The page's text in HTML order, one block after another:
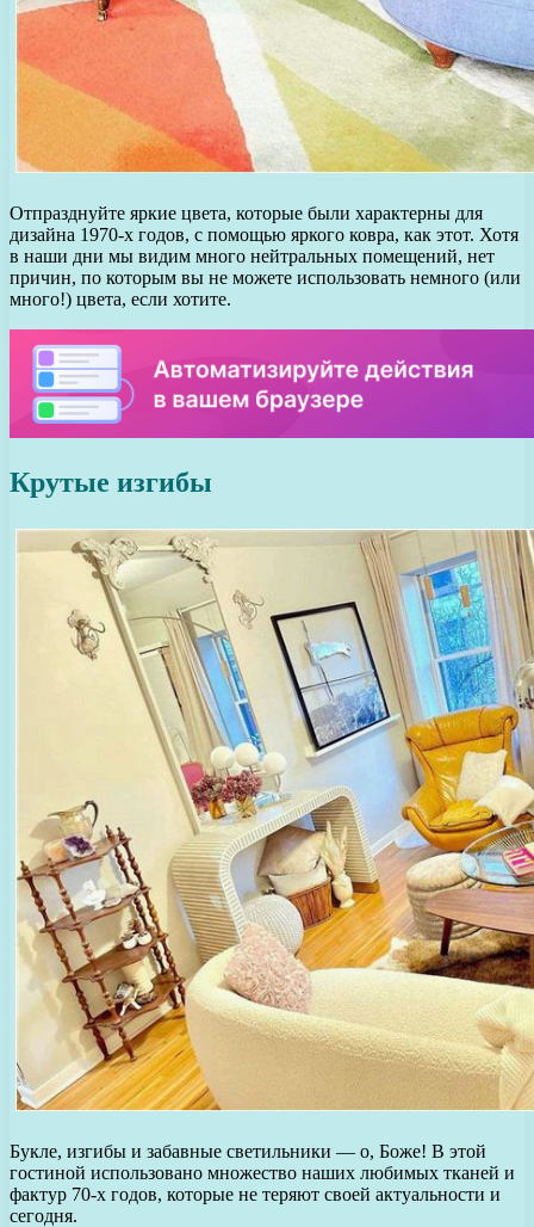
Отпразднуйте яркие цвета, которые были характерны для
дизайна 1970-х годов, с помощью яркого ковра, как этот. Хотя
в наши дни мы видим много нейтральных помещений, нет
причин, по которым вы не можете использовать немного (или
много!) цвета, если хотите.
Крутые изгибы
Букле, изгибы и забавные светильники — о, Боже! В этой
гостиной использовано множество наших любимых тканей и
фактур 70-х годов, которые не теряют своей актуальности и
сегодня.